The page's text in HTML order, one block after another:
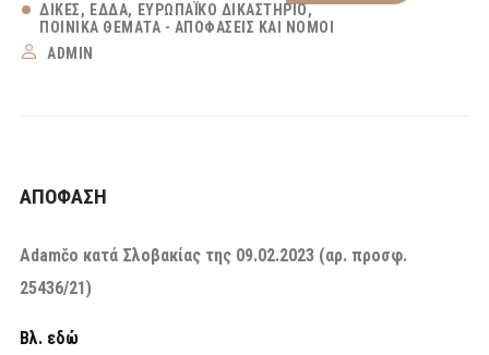
ΔΊΚΕΣ ΕΔΔΑ
ΕΥΡΩΠΑΪΚΌ ΔΙΚΑΣΤΉΡΙΟ
ΠΟΙΝΙΚΆ ΘΈΜΑΤΑ - ΑΠΟΦΆΣΕΙΣ ΚΑΙ ΝΌΜΟΙ
ADMIN
ΑΠΟΦΑΣΗ
Adamčo κατά Σλοβακίας της 09.02.2023 (αρ. προσφ.
25436/21)
Βλ. εδώ